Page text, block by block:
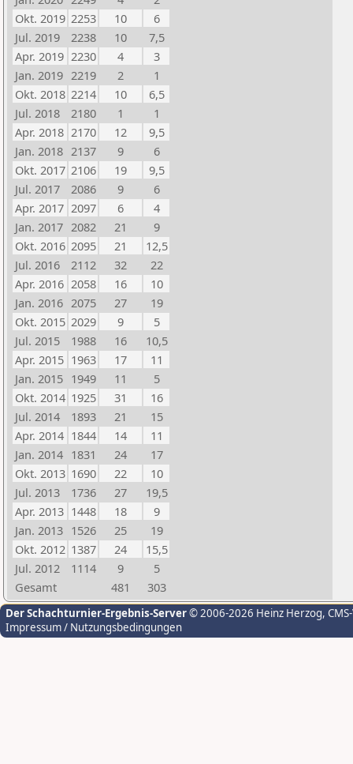
Okt. 2019 2253 10
6
Jul. 2019
2238 10
7,5
Apr. 2019 2230 4
3
Jan. 2019 2219 2
1
Okt. 2018 2214 10
6,5
Jul. 2018
2180 1
1
Apr. 2018 2170 12
9,5
Jan. 2018 2137 9
6
Okt. 2017 2106 19
9,5
Jul. 2017
2086 9
6
Apr. 2017 2097 6
4
Jan. 2017 2082 21
9
Okt. 2016 2095 21
12,5
Jul. 2016
2112 32
22
Apr. 2016 2058 16
10
Jan. 2016 2075 27
19
Okt. 2015 2029 9
5
Jul. 2015
1988 16
10,5
Apr. 2015 1963 17
11
Jan. 2015 1949 11
5
Okt. 2014 1925 31
16
Jul. 2014
1893 21
15
Apr. 2014 1844 14
11
Jan. 2014 1831 24
17
Okt. 2013 1690 22
10
Jul. 2013
1736 27
19,5
Apr. 2013 1448 18
9
Jan. 2013 1526 25
19
Okt. 2012 1387 24
15,5
Jul. 2012
1114 9
5
Gesamt
481 303
Der Schachturnier-Ergebnis-Server© 2006-2026 Heinz Herzog,
Impressum / Nutzungsbedingungen